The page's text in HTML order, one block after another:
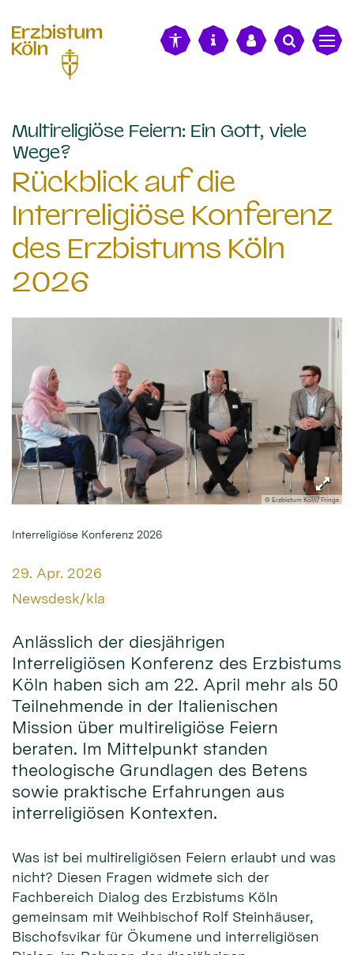
Multireligiöse Feiern: Ein Gott, viele
Wege?
Rückblick auf die
Interreligiöse Konferenz
des Erzbistums Köln
2026
© Erzbistum Köln/ Frings
Interreligiöse Konferenz 2026
Datum:
29. Apr. 2026
Von:
Newsdesk/kla
Anlässlich der diesjährigen
Interreligiösen Konferenz des Erzbistums
Köln haben sich am 22. April mehr als 50
Teilnehmende in der Italienischen
Mission über multireligiöse Feiern
beraten. Im Mittelpunkt standen
theologische Grundlagen des Betens
sowie praktische Erfahrungen aus
interreligiösen Kontexten.
Was ist bei multireligiösen Feiern erlaubt und was
nicht? Diesen Fragen widmete sich der
Fachbereich Dialog des Erzbistums Köln
gemeinsam mit Weihbischof Rolf Steinhäuser,
Bischofsvikar für Ökumene und interreligiösen